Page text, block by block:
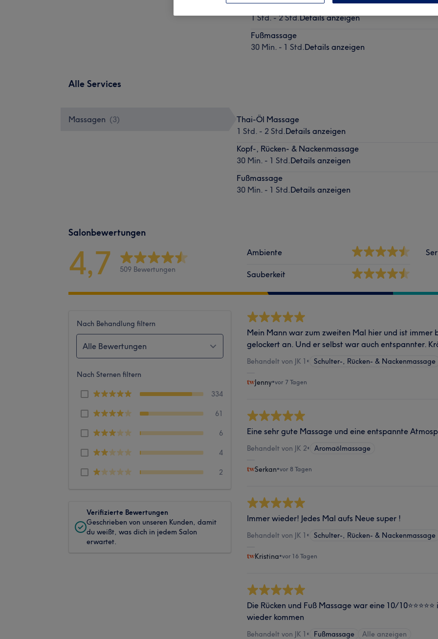
Thai-Öl Massage
1 Std. - 2 Std.Details anzeigen
Fußmassage
30 Min. - 1 Std.Details anzeigen
Alle Services
Massagen (3)
Thai-Öl Massage
1 Std. - 2 Std.Details anzeigen
Kopf-, Rücken- & Nackenmassage
30 Min. - 1 Std.Details anzeigen
Fußmassage
30 Min. - 1 Std.Details anzeigen
Salonbewertungen
4,7 509 Bewertungen
Ambiente
Sauberkeit
Nach Behandlung filtern
Alle Bewertungen
Nach Sternen filtern
334
61
6
4
2
Verifizierte Bewertungen
Geschrieben von unseren Kunden, damit
du weißt, was dich in jedem Salon
erwartet.
Mein Mann war zum zweiten Mal hier und ist immer
gelockert an. Und er selbst war auch entspannter.
Behandelt von JK 1 • Schulter-, Rücken- & Nackenmassage
Jenny•vor 7 Tagen
Eine sehr gute Massage und eine entspannte
Behandelt von JK 2• Aromaölmassage
Serkan•vor 8 Tagen
Immer wieder! Jedes Mal aufs Neue super !
Behandelt von JK 1 • Schulter-, Rücken- & Nackenmassage
Kristina•vor 16 Tagen
Die Rücken und Fuß Massage war eine 10/
wieder kommen
Behandelt von JK 1 • Fußmassage Alle anzeigen